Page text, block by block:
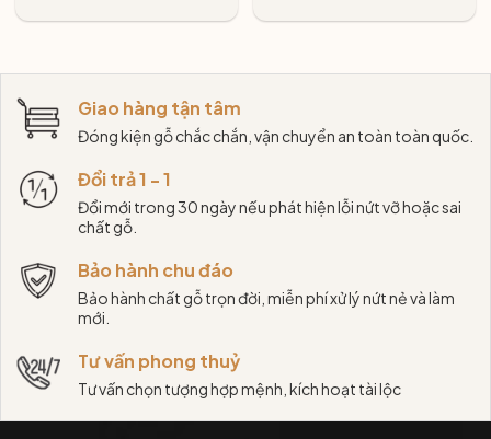
Giao hàng tận tâm
Đóng kiện gỗ chắc chắn, vận chuyển an toàn toàn quốc.
Đổi trả 1 - 1
Đổi mới trong 30 ngày nếu phát hiện lỗi nứt vỡ hoặc sai
chất gỗ.
Bảo hành chu đáo
Bảo hành chất gỗ trọn đời, miễn phí xử lý nứt nẻ và làm
mới.
Tư vấn phong thuỷ
Tư vấn chọn tượng hợp mệnh, kích hoạt tài lộc